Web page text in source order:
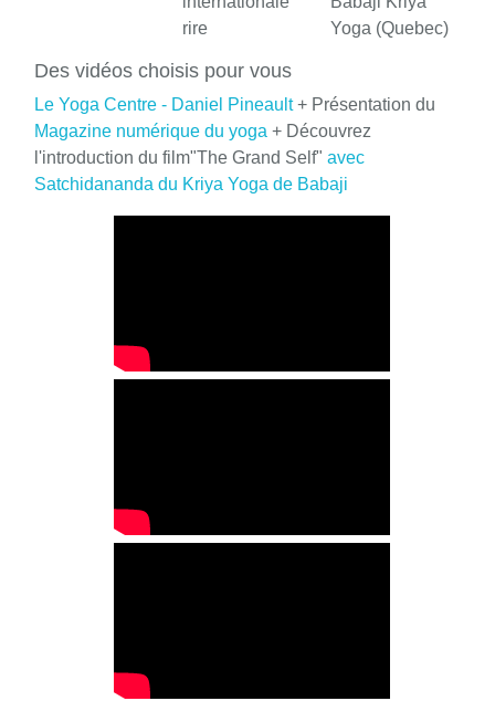
rire
Yoga (Quebec)
Des vidéos choisis pour vous
Le Yoga Centre - Daniel Pineault+ Présentation du
Magazine numérique du yoga + Découvrez
l'introduction du film"The Grand Self" avec
Satchidananda du Kriya Yoga de Babaji